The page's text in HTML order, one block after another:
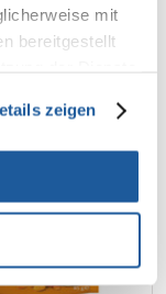
mit
bereitgestellt
zeigen
WARENKORB